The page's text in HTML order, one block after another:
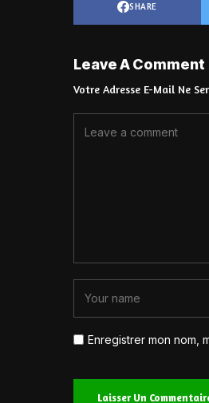
SHARE
Leave A Comment
Votre Adresse E-Mail Ne
Enregistrer mon nom,